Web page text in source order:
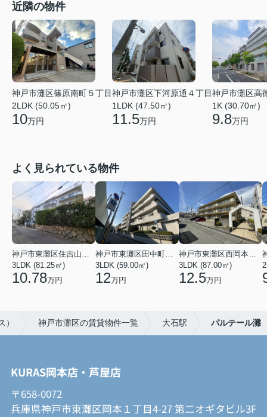
近隣の物件
神戸市灘区篠原南町５丁目
2LDK (50.05㎡)
10万円
神戸市灘区下河原通４丁目
1LDK (47.50㎡)
11.5万円
神戸市灘区高
1K (30.70㎡)
9.8万円
よく見られている物件
神戸市東灘区住吉山手４丁目
3LDK (81.25㎡)
10.78万円
神戸市東灘区田中町３丁目
3LDK (59.00㎡)
12万円
神戸市東灘区西岡本３丁目
3LDK (87.00㎡)
12.5万円
神戸市灘区の賃貸物件一覧 大石駅 パルテール灘
KURAS岡本店・芦屋店
〒658-0072
兵庫県神戸市東灘区岡本１丁目4-27 第二オギタビル3F